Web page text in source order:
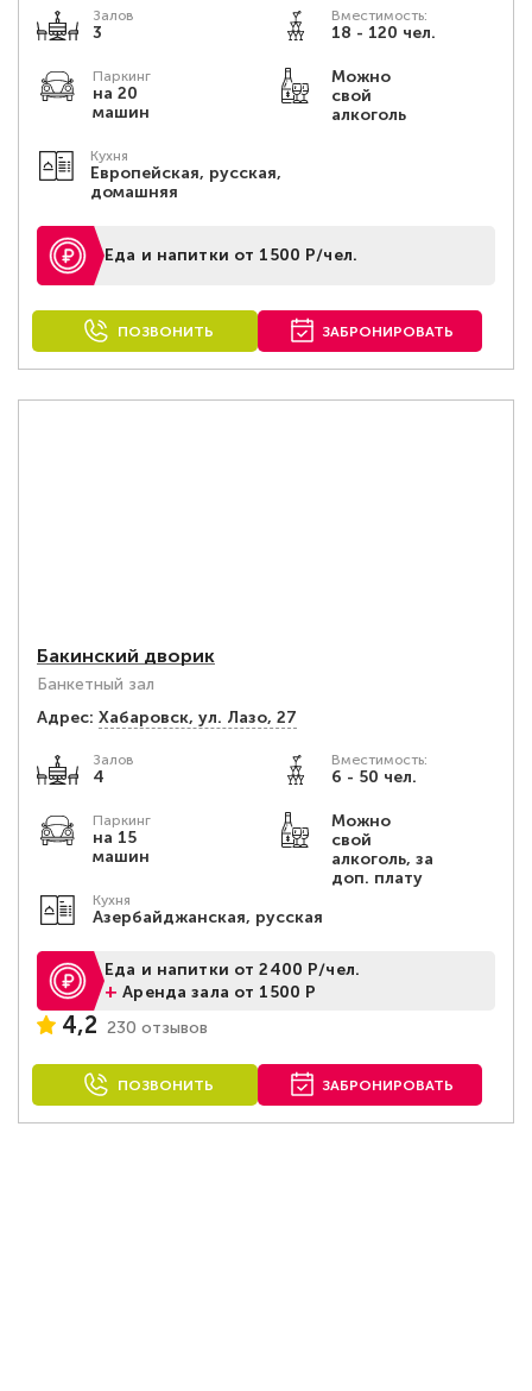
Залов
3
Вместимость:
18 - 120 чел.
Паркинг
на 20
машин
Можно
свой
алкоголь
Кухня
Европейская, русская,
домашняя
Еда и напитки от 1500 Р/чел.
ПОЗВОНИТЬ ЗАБРОНИРОВАТЬ
Бакинский дворик
Банкетный зал
Адрес: Хабаровск, ул. Лазо, 27
Залов
4
Вместимость:
6 - 50 чел.
Паркинг
на 15
машин
Можно
свой
алкоголь, за
доп. плату
Кухня
Азербайджанская, русская
Еда и напитки от 2400 Р/чел.
+Аренда зала от 1500 Р
4,2 230 отзывов
ПОЗВОНИТЬ ЗАБРОНИРОВАТЬ